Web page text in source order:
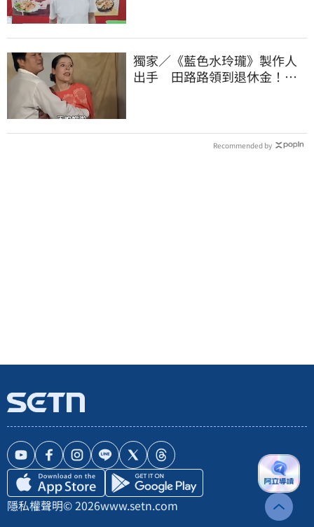
獨家／《藍色水玲瓏》製作人
出手 田路路領到退休金！隱
Recommended by
隱私權聲明© 2026www.setn.com